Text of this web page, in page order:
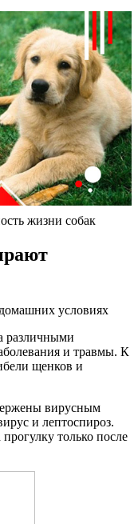
жизни собак
условиях
различными
и травмы. К
щенков и
вирусным
и лептоспироз.
только после